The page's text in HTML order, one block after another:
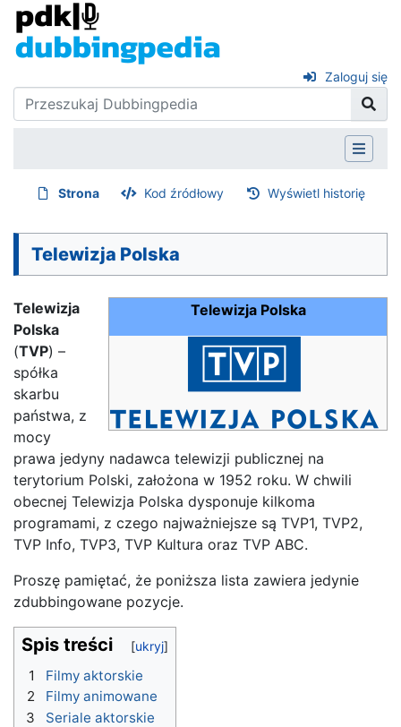
Zaloguj się
Strona Kod źródłowy Wyświetl historię
Telewizja Polska
Telewizja Polska
Telewizja
Polska
(TVP) –
spółka
skarbu
państwa, z
mocy
prawa jedyny nadawca telewizji publicznej na
terytorium Polski, założona w 1952 roku. W chwili
obecnej Telewizja Polska dysponuje kilkoma
programami, z czego najważniejsze są TVP1, TVP2,
TVP Info, TVP3, TVP Kultura oraz TVP ABC.
Proszę pamiętać, że poniższa lista zawiera jedynie
zdubbingowane pozycje.
Spis treści
1
Filmy aktorskie
2
Filmy animowane
3
Seriale aktorskie